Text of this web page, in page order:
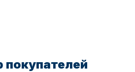
покупателей